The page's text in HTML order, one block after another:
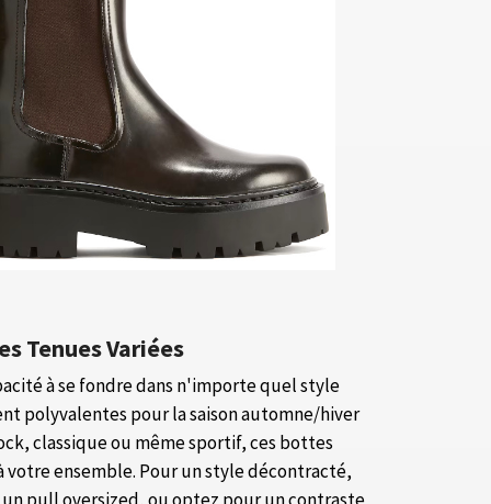
Tenues Variées
à se fondre dans n'importe quel style
polyvalentes pour la saison automne/hiver
classique ou même sportif, ces bottes
ensemble. Pour un style décontracté,